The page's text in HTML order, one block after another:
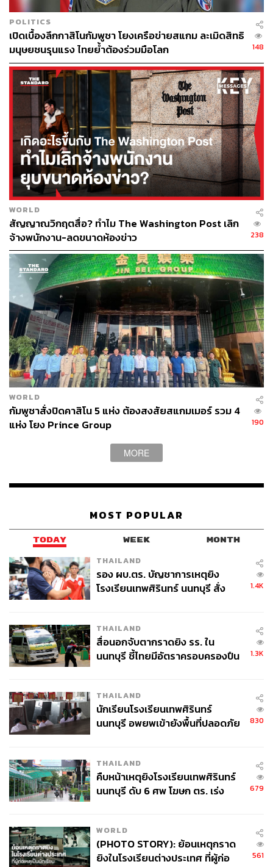
POLITICS
เปิดเบื้องลึกกาสิโนกัมพูชา โยงเครือข่ายสแกม ละเมิดสิทธิ
มนุษยชนรุนแรง ไทยย้ำต้องร่วมมือโลก
148
WORLD
สัญญาณวิกฤตสื่อ? ทำไม The Washington Post เลิก
จ้างพนักงาน-ลดขนาดห้องข่าว
238
WORLD
กัมพูชาสั่งปิดคาสิโน 5 แห่ง ต้องสงสัยสแกมเมอร์ รวม 4
แห่ง โยง Prince Group
190
MORE
MOST POPULAR
TODAY WEEK MONTH
THAILAND
รอง ผบ.ตร. บัญชาการเหตุยิง
โรงเรียนเทพศิรินทร์ นนทบุรี สั่ง
1.4K
THAILAND
สื่อนอกจับตากราดยิง รร. ใน
นนทบุรี ชี้ไทยมีอัตราครอบครองปืน
1.3K
THAILAND
นักเรียนโรงเรียนเทพศิรินทร์
นนทบุรี อพยพเข้ายังพื้นที่ปลอดภัย
830
THAILAND
คืบหน้าเหตุยิงโรงเรียนเทพศิรินทร์
นนทบุรี ดับ 6 ศพ โฆษก ตร. เร่ง
679
WORLD
(PHOTO STORY): ย้อนเหตุกราด
ยิงในโรงเรียนต่างประเทศ ที่ผู้ก่อ
561